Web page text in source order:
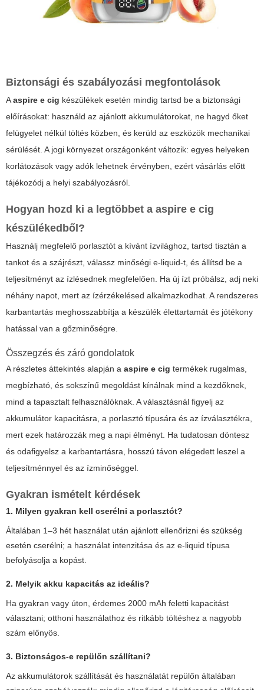
Biztonsági és szabályozási megfontolások
Aaspire e cig készülékek esetén mindig tartsd be a biztonsági
előírásokat: használd az ajánlott akkumulátorokat, ne hagyd őket
felügyelet nélkül töltés közben, és kerüld az eszközök mechanikai
sérülését. A jogi környezet országonként változik: egyes helyeken
korlátozások vagy adók lehetnek érvényben, ezért vásárlás előtt
tájékozódj a helyi szabályozásról.
Hogyan hozd ki a legtöbbet a aspire e cig
készülékedből?
Használj megfelelő porlasztót a kívánt ízvilághoz, tartsd tisztán a
tankot és a szájrészt, válassz minőségi e-liquid-t, és állítsd be a
teljesítményt az ízlésednek megfelelően. Ha új ízt próbálsz, adj neki
néhány napot, mert az ízérzékelésed alkalmazkodhat. A rendszeres
karbantartás meghosszabbítja a készülék élettartamát és jótékony
hatással van a gőzminőségre.
Összegzés és záró gondolatok
A részletes áttekintés alapján a aspire e cig termékek rugalmas,
megbízható, és sokszínű megoldást kínálnak mind a kezdőknek,
mind a tapasztalt felhasználóknak. A választásnál figyelj az
akkumulátor kapacitásra, a porlasztó típusára és az ízválasztékra,
mert ezek határozzák meg a napi élményt. Ha tudatosan döntesz
és odafigyelsz a karbantartásra, hosszú távon elégedett leszel a
teljesítménnyel és az ízminőséggel.
Gyakran ismételt kérdések
1. Milyen gyakran kell cserélni a porlasztót?
Általában 1–3 hét használat után ajánlott ellenőrizni és szükség
esetén cserélni; a használat intenzitása és az e-liquid típusa
befolyásolja a kopást.
2. Melyik akku kapacitás az ideális?
Ha gyakran vagy úton, érdemes 2000 mAh feletti kapacitást
választani; otthoni használathoz és ritkább töltéshez a nagyobb
szám előnyös.
3. Biztonságos-e repülőn szállítani?
Az akkumulátorok szállítását és használatát repülőn általában